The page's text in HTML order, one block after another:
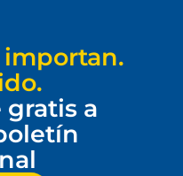
gratis a